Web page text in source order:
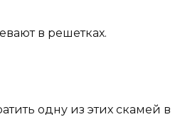
в решетках.
одну из этих скамей в